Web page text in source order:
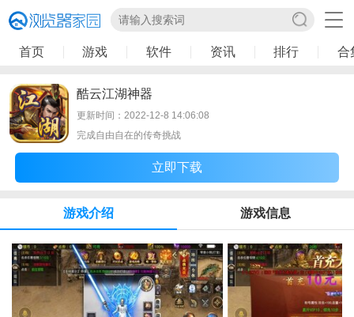
首页 游戏 软件 资讯 排行 合
酷云江湖神器
更新时间：2022-12-8 14:06:08
完成自由自在的传奇挑战
立即下载
游戏介绍 游戏信息